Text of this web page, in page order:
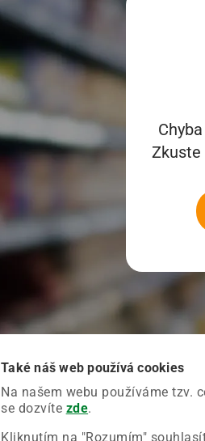
Také náš web používá cookies
Na našem webu používáme tzv.
se dozvíte zde.
Kliknutím na "Rozumím"
Zkuste